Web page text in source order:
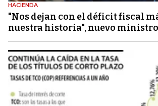
HACIENDA
"Nos dejan con el déficit fiscal
nuestra historia", nuevo